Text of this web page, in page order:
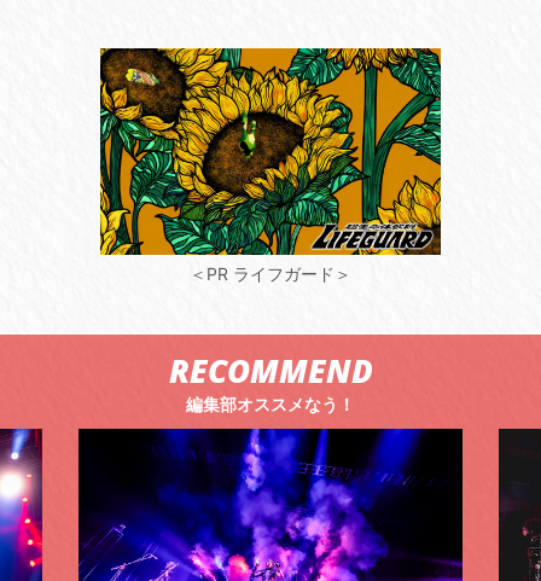
＜PR ライフガード＞
RECOMMEND
編集部オススメなう！